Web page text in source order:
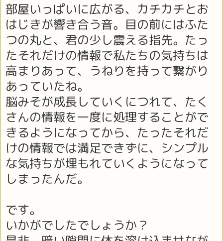
部屋いっぱいに広がる、カチカチとお
はじきが響き合う音。目の前にはふた
つの丸と、君の少し震える指先。たっ
たそれだけの情報で私たちの気持ちは
高まりあって、うねりを持って繋がり
あっていたね。
脳みそが成長していくにつれて、たく
さんの情報を一度に処理することがで
きるようになってから、たったそれだ
けの情報では満足できずに、シンプル
な気持ちが埋もれていくようになって
しまったんだ。
です。
いかがでしたでしょうか？